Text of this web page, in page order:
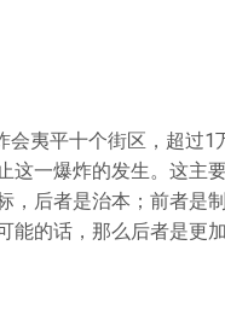
夷平十个街区，超过1
一爆炸的发生。这主
，后者是治本；前者是
能的话，那么后者是更